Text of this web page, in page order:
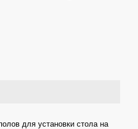
для установки стола на